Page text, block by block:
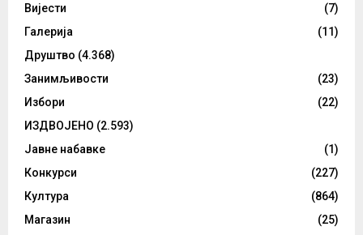
Вијести
(7)
Галерија
(11)
Друштво (4.368)
Занимљивости
(23)
Избори
(22)
ИЗДВОЈЕНО (2.593)
Јавне набавке
(1)
Конкурси
(227)
Култура
(864)
Магазин
(25)